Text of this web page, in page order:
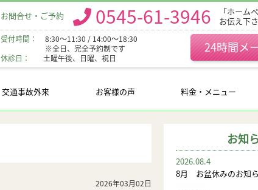
お問合せ・ご予約 0545-61-3946
「ホーム
お伝え下
受付時間：
8:30～11:30 / 14:00～18:30
※全日、完全予約制です
休診日：
土曜午後、日曜、祝日
24時間メ
交通事故外来 お客様の声 料金・メニュー
2026年03月02日
お知
2026.08.4
8月 お盆休みのお知